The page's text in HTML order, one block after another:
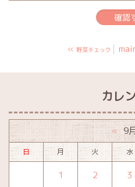
« 野菜チェック
カレ
« 9
日 月 火 水
1 2 3